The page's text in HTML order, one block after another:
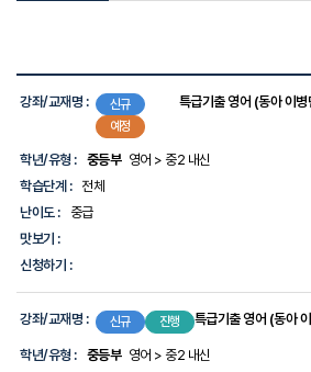
좌
-
좌/
교
재
명,
학
년/
유
형,
학
습
단
강좌/교재명 :
신규
예정
학년/유형 : 중등부 영어 > 중2 내신
학습단계 :
전체
난이도 :
중급
맛보기 :
신청하기 :
강좌/교재명 : 신규 진행 특급기출 영어 (동아
학년/유형 : 중등부 영어 > 중2 내신